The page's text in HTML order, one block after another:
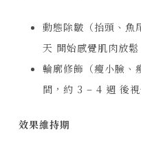
動態除皺（抬頭、魚
天 開始感覺肌肉放
輪廓修飾（瘦小臉、
間，約 3 – 4 週 後
效果維持期